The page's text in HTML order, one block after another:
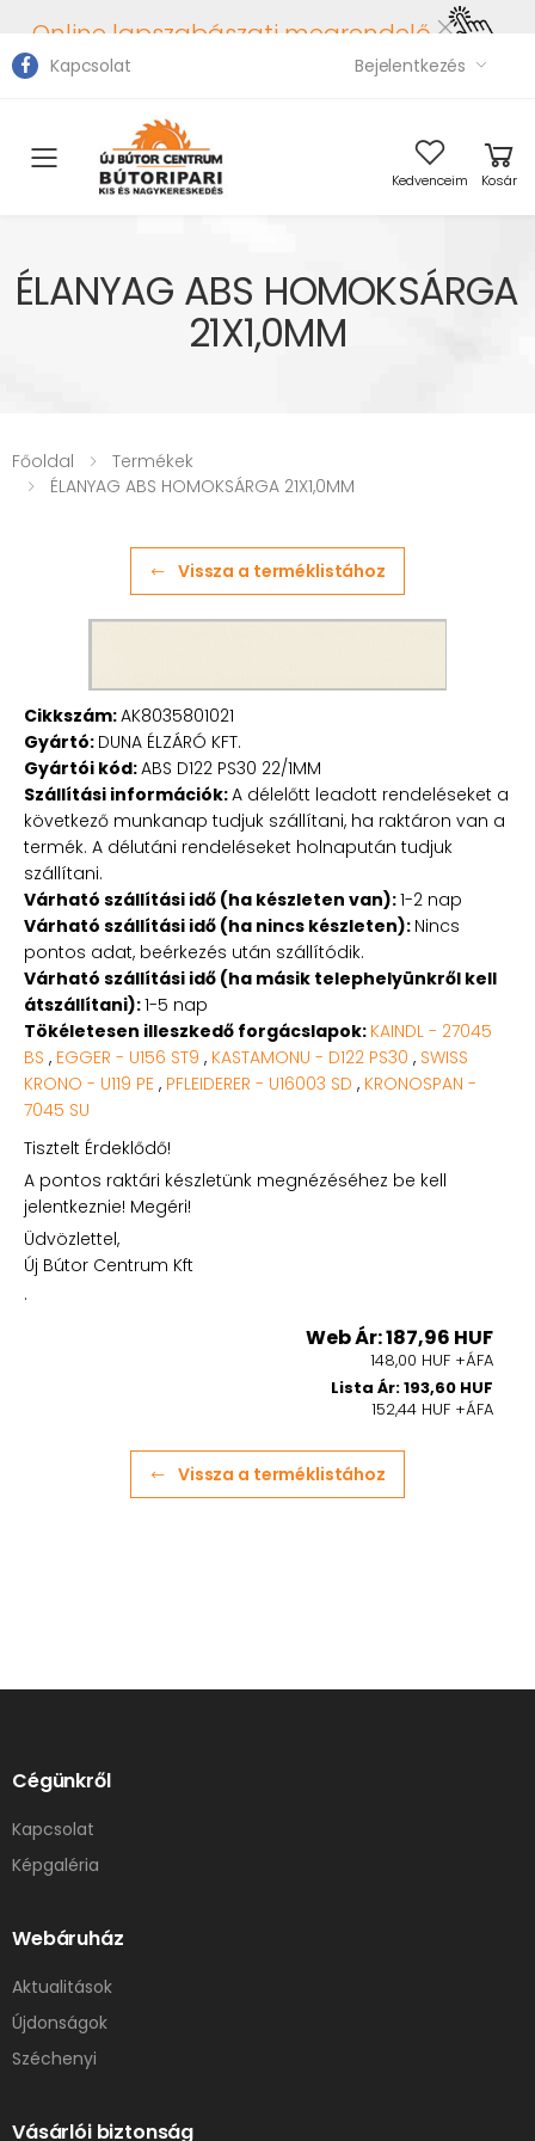
Online lapszabászati megrendelő
Kapcsolat Bejelentkezés
Toggle mobile menu Kedvenceim Kosár
ÉLANYAG ABS HOMOKSÁRGA
21X1,0MM
Főoldal
Termékek
ÉLANYAG ABS HOMOKSÁRGA 21X1,0MM
Vissza a terméklistához
Cikkszám:AK8035801021
Gyártó: DUNA ÉLZÁRÓ KFT.
Gyártói kód:ABS D122 PS30 22/1MM
Szállítási információk:A délelőtt leadott rendeléseket a
következő munkanap tudjuk szállítani, ha raktáron van a
termék. A délutáni rendeléseket holnapután tudjuk
szállítani.
Várható szállítási idő (ha készleten van):1-2 nap
Várható szállítási idő (ha nincs készleten): Nincs
pontos adat, beérkezés után szállítódik.
Várható szállítási idő (ha másik telephelyünkről kell
átszállítani):1-5 nap
Tökéletesen illeszkedő forgácslapok: KAINDL - 27045
BS , EGGER - U156 ST9 , KASTAMONU - D122 PS30 , SWISS
KRONO - U119 PE , PFLEIDERER - U16003 SD , KRONOSPAN -
7045 SU
Tisztelt Érdeklődő!
A pontos raktári készletünk megnézéséhez be kell
jelentkeznie! Megéri!
Üdvözlettel,
Új Bútor Centrum Kft
.
Web Ár: 187,96 HUF
148,00 HUF +ÁFA
Lista Ár: 193,60 HUF
152,44 HUF +ÁFA
Vissza a terméklistához
Cégünkről
Kapcsolat
Képgaléria
Webáruház
Aktualitások
Újdonságok
Széchenyi
Vásárlói biztonság